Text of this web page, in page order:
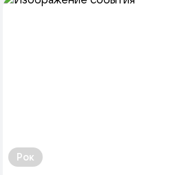
Рок